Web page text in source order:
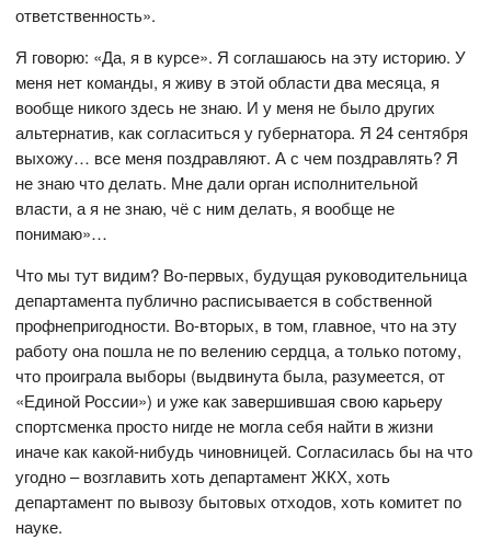
ответственность».
Я говорю: «Да, я в курсе». Я соглашаюсь на эту историю. У
меня нет команды, я живу в этой области два месяца, я
вообще никого здесь не знаю. И у меня не было других
альтернатив, как согласиться у губернатора. Я 24 сентября
выхожу… все меня поздравляют. А с чем поздравлять? Я
не знаю что делать. Мне дали орган исполнительной
власти, а я не знаю, чё с ним делать, я вообще не
понимаю»…
Что мы тут видим? Во-первых, будущая руководительница
департамента публично расписывается в собственной
профнепригодности. Во-вторых, в том, главное, что на эту
работу она пошла не по велению сердца, а только потому,
что проиграла выборы (выдвинута была, разумеется, от
«Единой России») и уже как завершившая свою карьеру
спортсменка просто нигде не могла себя найти в жизни
иначе как какой-нибудь чиновницей. Согласилась бы на что
угодно – возглавить хоть департамент ЖКХ, хоть
департамент по вывозу бытовых отходов, хоть комитет по
науке.